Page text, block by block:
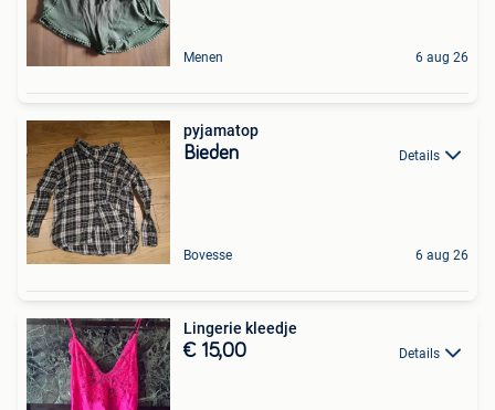
Menen 6 aug 26
pyjamatop
Bieden Details
Bovesse 6 aug 26
Lingerie kleedje
€ 15,00 Details